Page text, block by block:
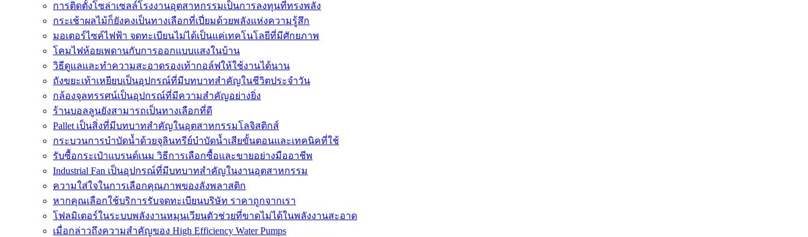
การติดตั้งโซล่าเซลล์โรงงานอุตสาหกรรมเป็นการลงทุนที่ทรงพลัง
กระเช้าผลไม้ก็ยังคงเป็นทางเลือกที่เปี่ยมด้วยพลังแห่งความรู้สึก
มอเตอร์ไซค์ไฟฟ้า จดทะเบียนไม่ได้เป็นแค่เทคโนโลยีที่มีศักยภาพ
โคมไฟห้อยเพดานกับการออกแบบแสงในบ้าน
วิธีดูแลและทำความสะอาดรองเท้ากอล์ฟให้ใช้งานได้นาน
ถังขยะเท้าเหยียบเป็นอุปกรณ์ที่มีบทบาทสำคัญในชีวิตประจำวัน
กล้องจุลทรรศน์เป็นอุปกรณ์ที่มีความสำคัญอย่างยิ่ง
ร้านบอลลูนยังสามารถเป็นทางเลือกที่ดี
Pallet เป็นสิ่งที่มีบทบาทสำคัญในอุตสาหกรรมโลจิสติกส์
กระบวนการบำบัดน้ำด้วยจุลินทรีย์บำบัดน้ำเสียขั้นตอนและเทคนิคที่ใช้
รับซื้อกระเป๋าแบรนด์เนม วิธีการเลือกซื้อและขายอย่างมืออาชีพ
Industrial Fan เป็นอุปกรณ์ที่มีบทบาทสำคัญในงานอุตสาหกรรม
ความใส่ใจในการเลือกคุณภาพของลังพลาสติก
หากคุณเลือกใช้บริการรับจดทะเบียนบริษัท ราคาถูกจากเรา
โฟลมิเตอร์ในระบบพลังงานหมุนเวียนตัวช่วยที่ขาดไม่ได้ในพลังงานสะอาด
เมื่อกล่าวถึงความสำคัญของ High Efficiency Water Pumps